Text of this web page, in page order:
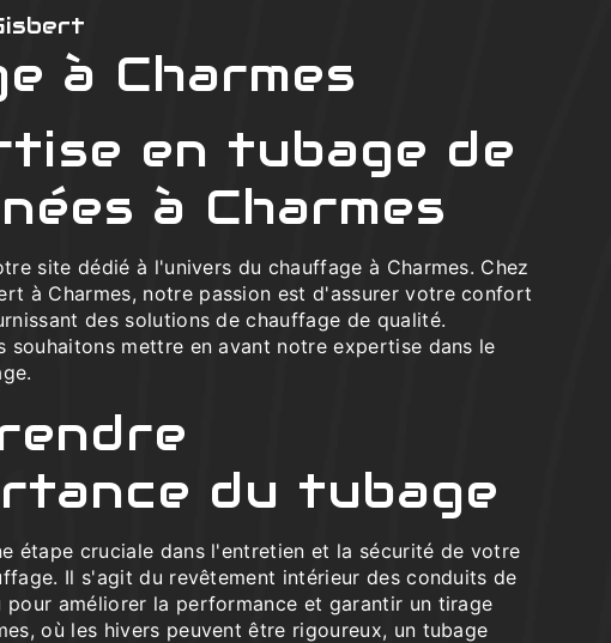
à Charmes
en tubage de
à Charmes
site dédié à l'univers du chauffage à Charmes. Chez
à Charmes, notre passion est d'assurer votre confort
des solutions de chauffage de qualité.
souhaitons mettre en avant notre expertise dans le
du tubage
étape cruciale dans l'entretien et la sécurité de votre
Il s'agit du revêtement intérieur des conduits de
pour améliorer la performance et garantir un tirage
où les hivers peuvent être rigoureux, un tubage